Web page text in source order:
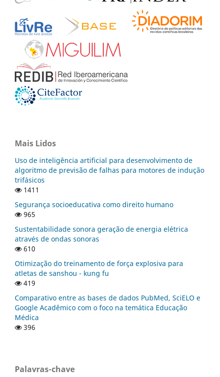
Mais Lidos
Uso de inteligência artificial para desenvolvimento de
algoritmo de previsão de falhas para motores de indução
trifásicos
1411
Segurança socioeducativa como direito humano
965
Sustentabilidade sonora geração de energia elétrica
através de ondas sonoras
610
Otimização do treinamento de força explosiva para
atletas de sanshou - kung fu
419
Comparativo entre as bases de dados PubMed, SciELO e
Google Acadêmico com o foco na temática Educação
Médica
396
Palavras-chave